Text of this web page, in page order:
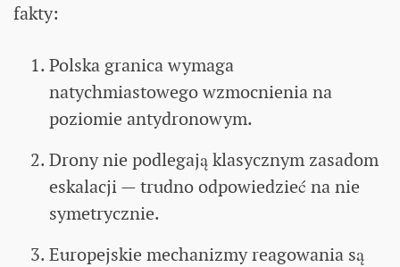
fakty:
Polska granica wymaga
natychmiastowego wzmocnienia na
poziomie antydronowym.
Drony nie podlegają klasycznym zasadom
eskalacji — trudno odpowiedzieć na nie
symetrycznie.
Europejskie mechanizmy reagowania są